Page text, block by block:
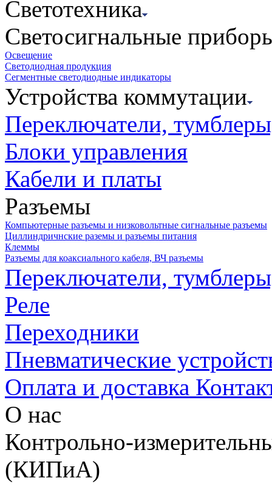
Светотехника
Светосигнальные
Освещение
Светодиодная продукция
Сегментные светодиодные индикаторы
Устройства коммутации
Переключатели,
Блоки управления
Кабели и платы
Разъемы
Компьютерные разъемы и низковольтные сигнальные разъемы
Циллиндричнские раземы и разъемы питания
Клеммы
Разъемы для коаксиального кабеля, ВЧ разъемы
Переключатели,
Реле
Переходники
Пневматические
Оплата и доставка
О нас
Контрольно-
(КИПиА)